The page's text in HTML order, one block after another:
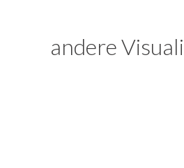
andere